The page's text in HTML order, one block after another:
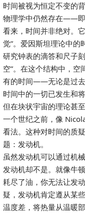
时间被视为恒定不变的
物理学中仍然存在——即
看来，时间并非绝对。
觉”。爱因斯坦理论中
研究钟表的滴答和尺子
空”。在这个结构中，
有的时间——无论是过去
时间中的一切已发生和
但在块状宇宙的理论甚
一个世纪之前，像
看法。这种对时间的质
题：发动机。
虽然发动机可以通过机
发动机却不是。就像牛
耗尽了油，你无法让发
疑，发动机肯定遵从某
温度差，将热量从温暖